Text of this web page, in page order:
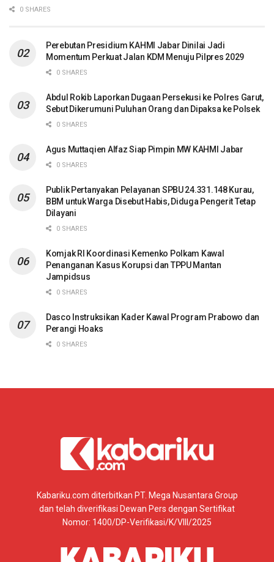
0 SHARES
Perebutan Presidium KAHMI Jabar Dinilai Jadi
Momentum Perkuat Jalan KDM Menuju Pilpres 2029
0 SHARES
Abdul Rokib Laporkan Dugaan Persekusi ke Polres Garut,
Sebut Dikerumuni Puluhan Orang dan Dipaksa ke Polsek
0 SHARES
Agus Muttaqien Alfaz Siap Pimpin MW KAHMI Jabar
0 SHARES
Publik Pertanyakan Pelayanan SPBU 24.331.148 Kurau,
BBM untuk Warga Disebut Habis, Diduga Pengerit Tetap
Dilayani
0 SHARES
Komjak RI Koordinasi Kemenko Polkam Kawal
Penanganan Kasus Korupsi dan TPPU Mantan
Jampidsus
0 SHARES
Dasco Instruksikan Kader Kawal Program Prabowo dan
Perangi Hoaks
0 SHARES
Kabariku.com diterbitkan PT. Mega Nusantara Group
dan telah diverifikasi Dewan Pers dengan Sertifikat
Nomor: 1400/DP-Verifikasi/K/VIII/2025